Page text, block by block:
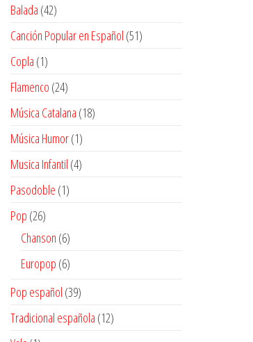
Balada 4242
productos
Canción Popular en Español 5151
Copla 11
producto
Flamenco 2424
productos
Música Catalana 1818
Música Humor 11
producto
Musica Infantil 44
Pasodoble 11
Pop 2626
productos
Chanson 66
productos
Europop 66
Pop español 3939
productos
Tradicional española 1212